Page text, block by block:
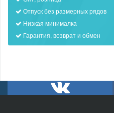
Отпуск без размерных рядов
Низкая минималка
Гарантия, возврат и обмен